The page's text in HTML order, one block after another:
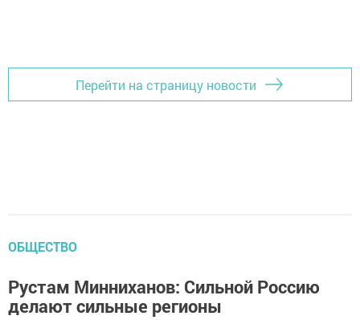
Перейти на страницу новости
ОБЩЕСТВО
Рустам Минниханов: Сильной Россию
делают сильные регионы